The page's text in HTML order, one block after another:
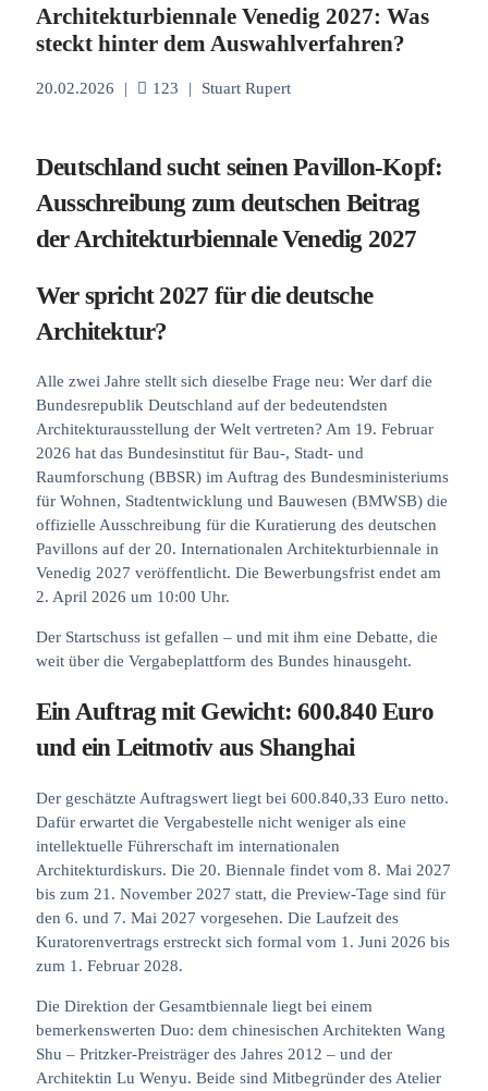
Architekturbiennale Venedig 2027: Was
steckt hinter dem Auswahlverfahren?
20.02.2026 | 123 | Stuart Rupert
Deutschland sucht seinen Pavillon-Kopf:
Ausschreibung zum deutschen Beitrag
der Architekturbiennale Venedig 2027
Wer spricht 2027 für die deutsche
Architektur?
Alle zwei Jahre stellt sich dieselbe Frage neu: Wer darf die
Bundesrepublik Deutschland auf der bedeutendsten
Architekturausstellung der Welt vertreten? Am 19. Februar
2026 hat das Bundesinstitut für Bau-, Stadt- und
Raumforschung (BBSR) im Auftrag des Bundesministeriums
für Wohnen, Stadtentwicklung und Bauwesen (BMWSB) die
offizielle Ausschreibung für die Kuratierung des deutschen
Pavillons auf der 20. Internationalen Architekturbiennale in
Venedig 2027 veröffentlicht. Die Bewerbungsfrist endet am
2. April 2026 um 10:00 Uhr.
Der Startschuss ist gefallen – und mit ihm eine Debatte, die
weit über die Vergabeplattform des Bundes hinausgeht.
Ein Auftrag mit Gewicht: 600.840 Euro
und ein Leitmotiv aus Shanghai
Der geschätzte Auftragswert liegt bei 600.840,33 Euro netto.
Dafür erwartet die Vergabestelle nicht weniger als eine
intellektuelle Führerschaft im internationalen
Architekturdiskurs. Die 20. Biennale findet vom 8. Mai 2027
bis zum 21. November 2027 statt, die Preview-Tage sind für
den 6. und 7. Mai 2027 vorgesehen. Die Laufzeit des
Kuratorenvertrags erstreckt sich formal vom 1. Juni 2026 bis
zum 1. Februar 2028.
Die Direktion der Gesamtbiennale liegt bei einem
bemerkenswerten Duo: dem chinesischen Architekten Wang
Shu – Pritzker-Preisträger des Jahres 2012 – und der
Architektin Lu Wenyu. Beide sind Mitbegründer des Atelier